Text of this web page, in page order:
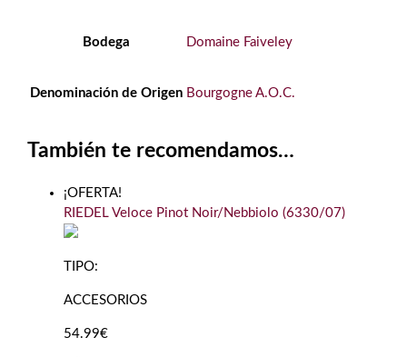
Bodega Domaine Faiveley
Denominación de Origen Bourgogne A.O.C.
También te recomendamos…
¡OFERTA!
RIEDEL Veloce Pinot Noir/Nebbiolo (6330/07)
TIPO:
ACCESORIOS
54.99€